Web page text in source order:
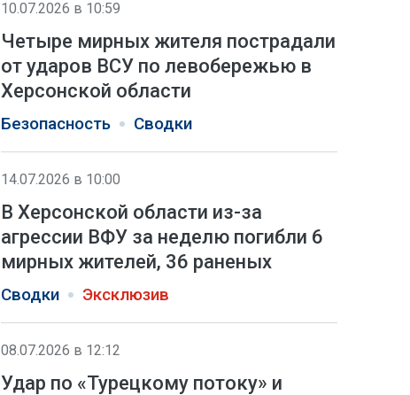
10.07.2026 в 10:59
Четыре мирных жителя пострадали
от ударов ВСУ по левобережью в
Херсонской области
Безопасность Сводки
14.07.2026 в 10:00
В Херсонской области из-за
агрессии ВФУ за неделю погибли 6
мирных жителей, 36 раненых
Сводки Эксклюзив
08.07.2026 в 12:12
Удар по «Турецкому потоку» и